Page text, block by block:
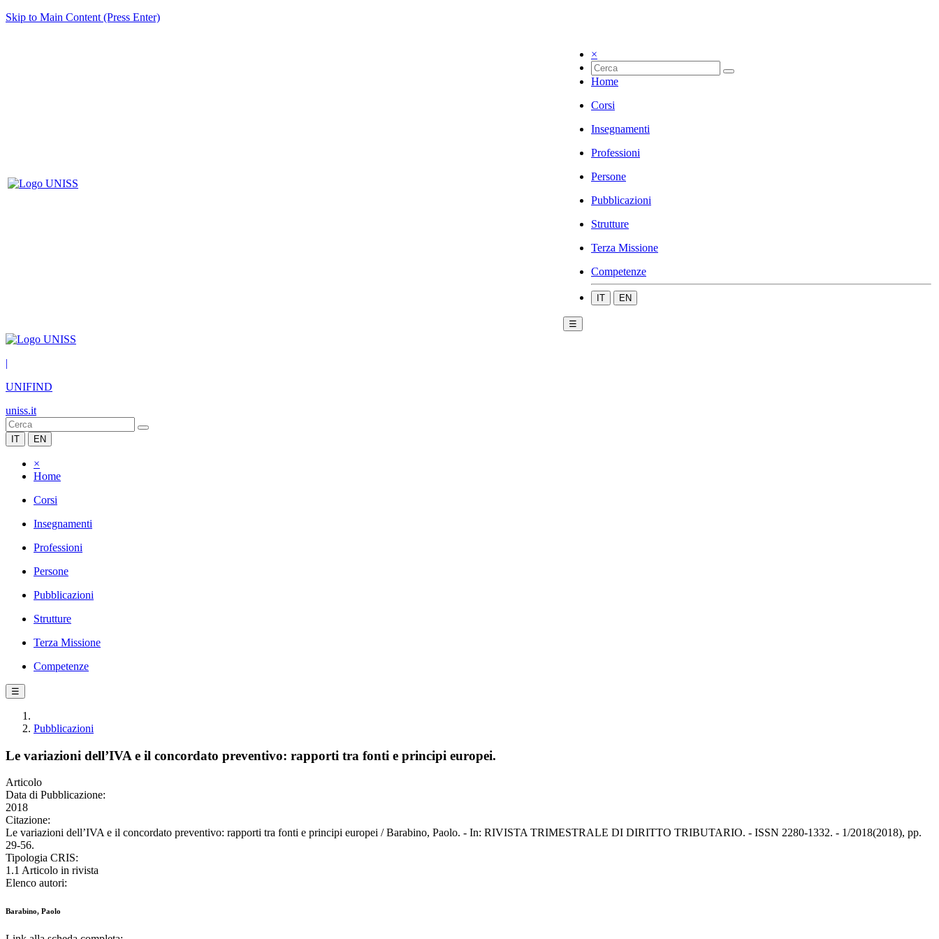
Skip to Main Content (Press Enter)
×
Home
Corsi
Insegnamenti
Professioni
Persone
Pubblicazioni
Strutture
Terza Missione
Competenze
IT EN
☰
|
UNIFIND
uniss.it
IT EN
×
Home
Corsi
Insegnamenti
Professioni
Persone
Pubblicazioni
Strutture
Terza Missione
Competenze
☰
Pubblicazioni
Le variazioni dell’IVA e il concordato preventivo: rapporti tra fonti e principi europei.
Articolo
Data di Pubblicazione:
2018
Citazione:
Le variazioni dell’IVA e il concordato preventivo: rapporti tra fonti e principi europei / Barabino, Paolo. - In: RIVISTA TRIMESTRALE DI DIRITTO TRIBUTARIO. - ISSN 2280-1332. - 1/2018(2018), pp.
29-56.
Tipologia CRIS:
1.1 Articolo in rivista
Elenco autori:
Barabino, Paolo